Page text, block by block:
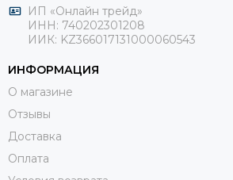
ИП «Онлайн трейд»
ИНН: 740202301208
ИИК: KZ366017131000060543
ИНФОРМАЦИЯ
О магазине
Отзывы
Доставка
Оплата